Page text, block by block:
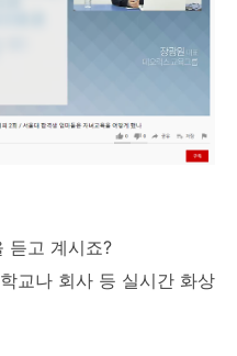
듣고 계시죠?
교나 회사 등 실시간 화상